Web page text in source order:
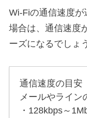
Wi-Fiの通信速度
場合は、通信速度
ーズになるでしょ
通信速度の目安
メールやライン
・128kbps～